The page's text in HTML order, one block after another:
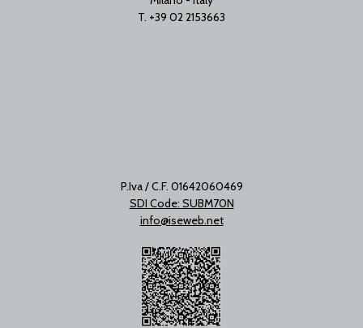
T. +39 02 2153663
P.Iva / C.F. 01642060469
SDI Code: SUBM70N
info@iseweb.net